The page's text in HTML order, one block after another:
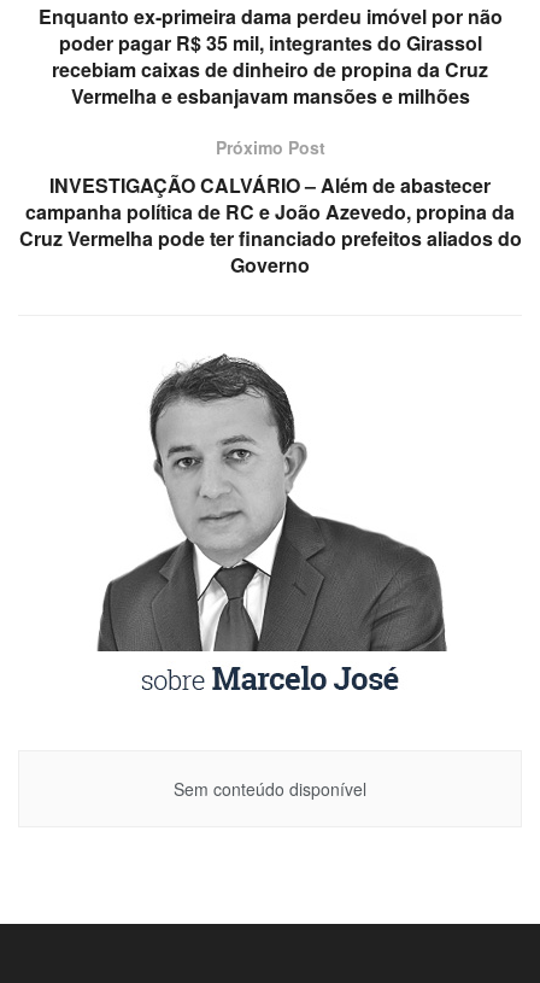
Enquanto ex-primeira dama perdeu imóvel por não
poder pagar R$ 35 mil, integrantes do Girassol
recebiam caixas de dinheiro de propina da Cruz
Vermelha e esbanjavam mansões e milhões
Próximo Post
INVESTIGAÇÃO CALVÁRIO – Além de abastecer
campanha política de RC e João Azevedo, propina da
Cruz Vermelha pode ter financiado prefeitos aliados do
Governo
Sem conteúdo disponível